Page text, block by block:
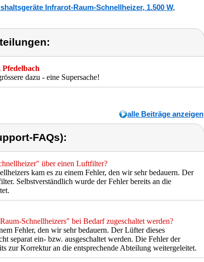
Infrarot-Raum-Schnellheizer, 1.500 W,
Pfedelbach
dazu - eine Supersache!
alle Beiträge anzeigen
FAQs):
über einen Luftfilter?
kam es zu einem Fehler, den wir sehr bedauern. Der
Selbstverständlich wurde der Fehler bereits an die
Schnellheizers" bei Bedarf zugeschaltet werden?
Fehler, den wir sehr bedauern. Der Lüfter dieses
separat ein- bzw. ausgeschaltet werden. Die Fehler der
zur Korrektur an die entsprechende Abteilung weitergeleitet.